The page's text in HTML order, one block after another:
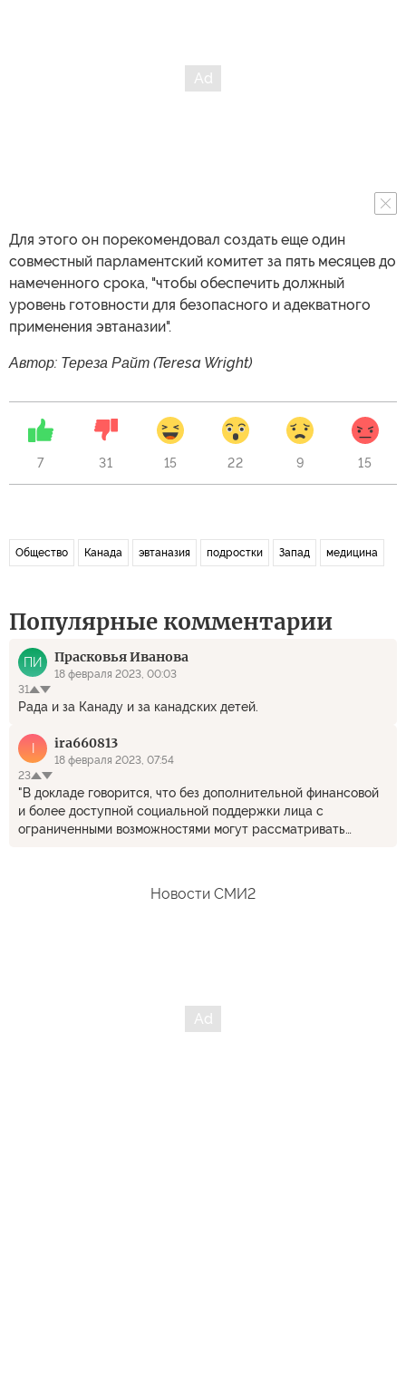
Для этого он порекомендовал создать еще один
совместный парламентский комитет за пять месяцев до
намеченного срока, "чтобы обеспечить должный
уровень готовности для безопасного и адекватного
применения эвтаназии".
Автор: Тереза Райт (Teresa Wright)
7 31 15 22 9 15
Общество Канада эвтаназия подростки Запад медицина
Популярные комментарии
ПИ Прасковья Иванова
18 февраля 2023, 00:03
31
Рада и за Канаду и за канадских детей.
I ira660813
18 февраля 2023, 07:54
23
"В докладе говорится, что без дополнительной финансовой
и более доступной социальной поддержки лица с
ограниченными возможностями могут рассматривать
оплатить медицинскую помощь? Куда катится мир? У нас
Новости СМИ2